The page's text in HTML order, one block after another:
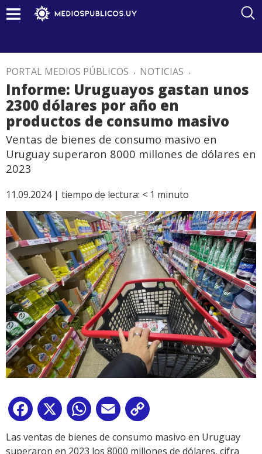
PORTAL MEDIOS PÚBLICOS . NOTICIAS .
Informe: Uruguayos gastan unos
2300 dólares por año en
productos de consumo masivo
Ventas de bienes de consumo masivo en
Uruguay superaron 8000 millones de dólares en
2023
11.09.2024 | tiempo de lectura: < 1 minuto
Facebook
X WhatsApp
Email
Link
Las ventas de bienes de consumo masivo en Uruguay
superaron en 2023 los 8000 millones de dólares, cifra